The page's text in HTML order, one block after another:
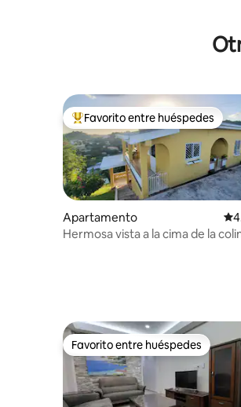
Favorito entre huéspedes
Favorito entre huéspedes
Apartamento
Hermosa vista a la cima de la
Favorito entre huéspedes
Favorito entre huéspedes